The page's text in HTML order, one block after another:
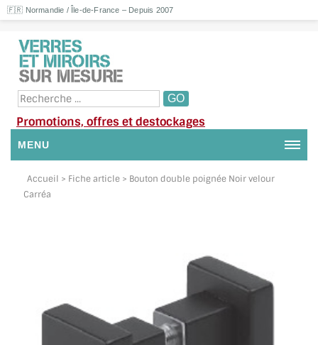
🇫🇷 Normandie / Île-de-France – Depuis 2007
Promotions, offres et destockages
MENU
NOUS CONTACTER
SUIVI DE COMMANDE
TOUS LES TARIFS AU M2
Accueil > Fiche article > Bouton double poignée Noir velour
Carréa